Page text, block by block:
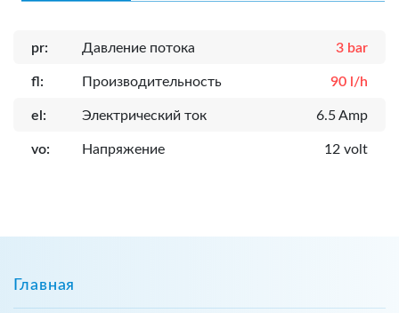
pr: Давление потока 3 bar
fl: Производительность 90 l/h
el: Электрический ток 6.5 Amp
vo: Напряжение 12 volt
Главная